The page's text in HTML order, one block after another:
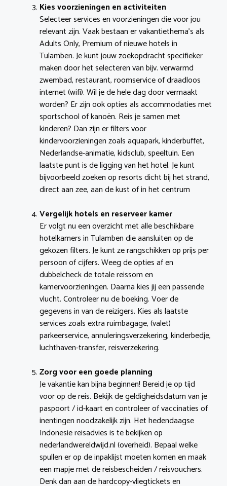
Kies voorzieningen en activiteiten
Selecteer services en voorzieningen die voor jou
relevant zijn. Vaak bestaan er vakantiethema’s als
Adults Only, Premium of nieuwe hotels in
Tulamben. Je kunt jouw zoekopdracht specifieker
maken door het selecteren van bijv. verwarmd
zwembad, restaurant, roomservice of draadloos
internet (wifi). Wil je de hele dag door vermaakt
worden? Er zijn ook opties als accommodaties met
sportschool of kanoën. Reis je samen met
kinderen? Dan zijn er filters voor
kindervoorzieningen zoals aquapark, kinderbuffet,
Nederlandse-animatie, kidsclub, speeltuin. Een
laatste punt is de ligging van het hotel. Je kunt
bijvoorbeeld zoeken op resorts dicht bij het strand,
direct aan zee, aan de kust of in het centrum
Vergelijk hotels en reserveer kamer
Er volgt nu een overzicht met alle beschikbare
hotelkamers in Tulamben die aansluiten op de
gekozen filters. Je kunt ze rangschikken op prijs per
persoon of cijfers. Weeg de opties af en
dubbelcheck de totale reissom en
kamervoorzieningen. Daarna kies jij een passende
vlucht. Controleer nu de boeking. Voer de
gegevens in van de reizigers. Kies als laatste
services zoals extra ruimbagage, (valet)
parkeerservice, annuleringsverzekering, kinderbedje,
luchthaven-transfer, reisverzekering.
Zorg voor een goede planning
Je vakantie kan bijna beginnen! Bereid je op tijd
voor op de reis. Bekijk de geldigheidsdatum van je
paspoort / id-kaart en controleer of vaccinaties of
inentingen noodzakelijk zijn. Het hedendaagse
Indonesië reisadvies is te bekijken op
nederlandwereldwijd.nl (overheid). Bepaal welke
spullen er op de inpaklijst moeten komen en maak
een mapje met de reisbescheiden / reisvouchers.
Denk dan aan de hardcopy-vliegtickets en